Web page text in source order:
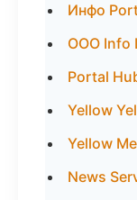
Инфо
ООО Info
Portal
Yellow
Yellow
News